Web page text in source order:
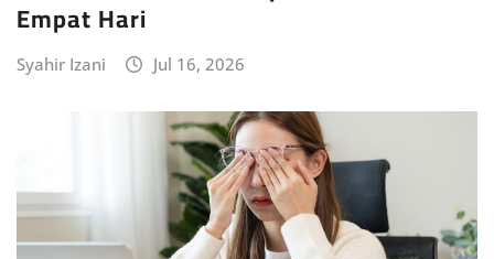
Empat Hari
Syahir Izani Jul 16, 2026